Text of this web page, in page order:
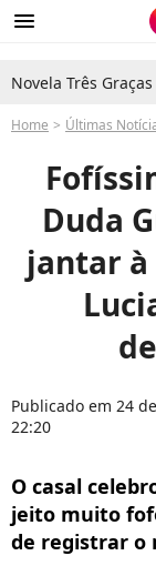
menu
Novela Três Graças
Home Últimas
Duda
jantar à
Publicado em 24
22:20
O casal
jeito muito
de registrar o